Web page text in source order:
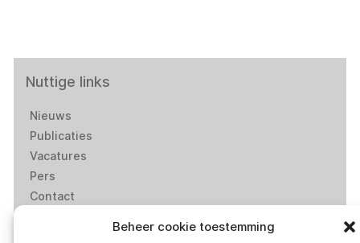
Beheer cookie toestemming
Nuttige links
Nieuws
Publicaties
Vacatures
Pers
Contact